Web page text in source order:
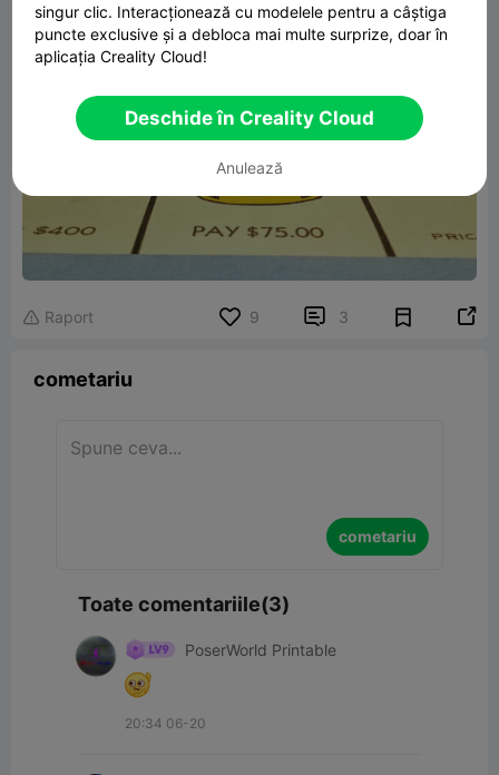
 Raport 9  3 
cometariu
cometariu
Toate comentariile(3)
PoserWorld Printable
20:34 06-20
singur clic. Interacționează cu modelele pentru a câștiga
puncte exclusive și a debloca mai multe surprize, doar în
aplicația Creality Cloud!
Deschide în Creality Cloud
Anulează